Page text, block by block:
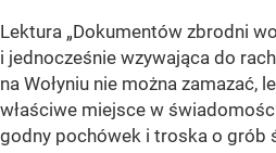
Lektura „Dokumentów zbrodni
i jednocześnie wzywająca do
na Wołyniu nie można zamazać,
właściwe miejsce w
godny pochówek i troska o grób